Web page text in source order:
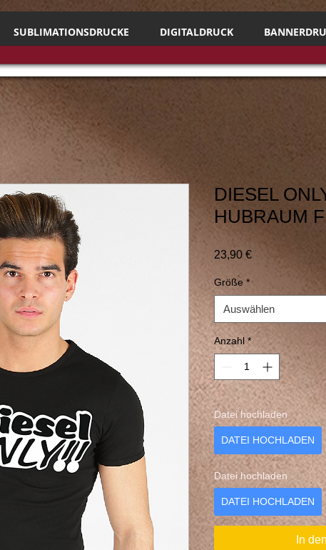
SUBLIMATIONSDRUCKE DIGITALDRUCK
DIESEL
HUBRAUM
23,90 €Preis
Größe *
Auswählen
Anzahl *
Datei hochladen
DATEI HOCHLADEN
Datei hochladen
DATEI HOCHLADEN
In